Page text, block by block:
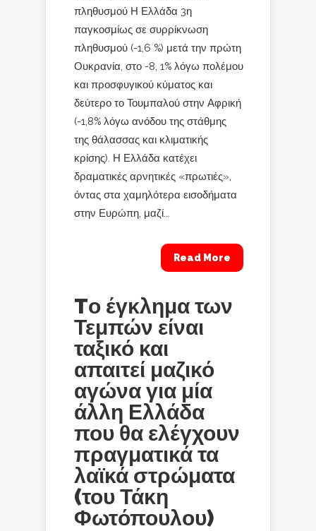
πληθυσμού Η Ελλάδα 3η
παγκοσμίως σε συρρίκνωση
πληθυσμού (-1,6 %) μετά την πρώτη
Ουκρανία, στο -8, 1% λόγω πολέμου
και προσφυγικού κύματος και
δεύτερο το Τουμπαλού στην Αφρική
(-1,8% λόγω ανόδου της στάθμης
της θάλασσας και κλιματικής
κρίσης). Η Ελλάδα κατέχει
δραματικές αρνητικές «πρωτιές»,
όντας στα χαμηλότερα εισοδήματα
στην Ευρώπη, μαζί...
Read More
Tο έγκλημα των
Τεμπών είναι
ταξικό και
απαιτεί μαζικό
αγώνα για μία
άλλη Ελλάδα
που θα ελέγχουν
πραγματικά τα
λαϊκά στρώματα
(του Τάκη
Φωτόπουλου)